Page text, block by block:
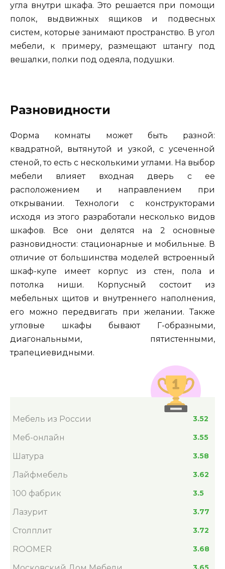
угла внутри шкафа. Это решается при помощи
полок, выдвижных ящиков и подвесных
систем, которые занимают пространство. В угол
мебели, к примеру, размещают штангу под
вешалки, полки под одеяла, подушки.
Разновидности
Форма комнаты может быть разной:
квадратной, вытянутой и узкой, с усеченной
стеной, то есть с несколькими углами. На выбор
мебели влияет входная дверь с ее
расположением и направлением при
открывании. Технологи с конструкторами
исходя из этого разработали несколько видов
шкафов. Все они делятся на 2 основные
разновидности: стационарные и мобильные. В
отличие от большинства моделей встроенный
шкаф-купе имеет корпус из стен, пола и
потолка ниши. Корпусный состоит из
мебельных щитов и внутреннего наполнения,
его можно передвигать при желании. Также
угловые шкафы бывают Г-образными,
диагональными, пятистенными,
трапециевидными.
Мебель из России 3.52
Меб-онлайн 3.55
Шатура 3.58
Лайфмебель 3.62
100 фабрик 3.5
Лазурит 3.77
Столплит 3.72
ROOMER 3.68